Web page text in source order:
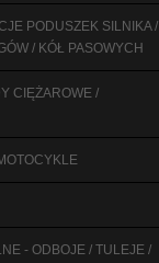
PODUSZEK SILNIKA /
/ KÓŁ PASOWYCH
CIĘŻAROWE /
- ODBOJE / TULEJE /